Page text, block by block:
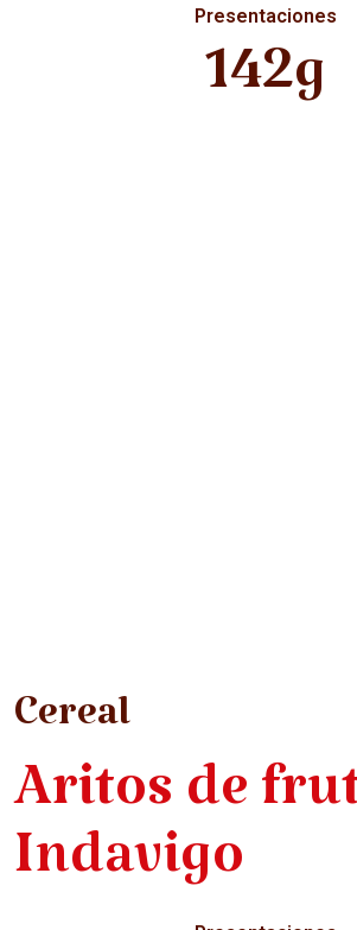
Presentaciones
142g
Cereal
Aritos de
Indavigo